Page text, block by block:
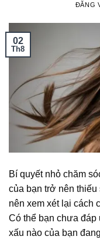
ĐĂNG
02
Th8
Bí quyết nhỏ chăm
của bạn trở nên
nên xem xét lại cách
Có thể bạn chưa đáp
xấu nào của bạn